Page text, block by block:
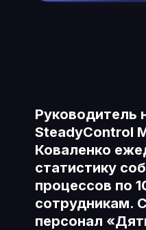
Руководитель
SteadyControl
Коваленко
статистику
процессов по
сотрудникам.
персонал